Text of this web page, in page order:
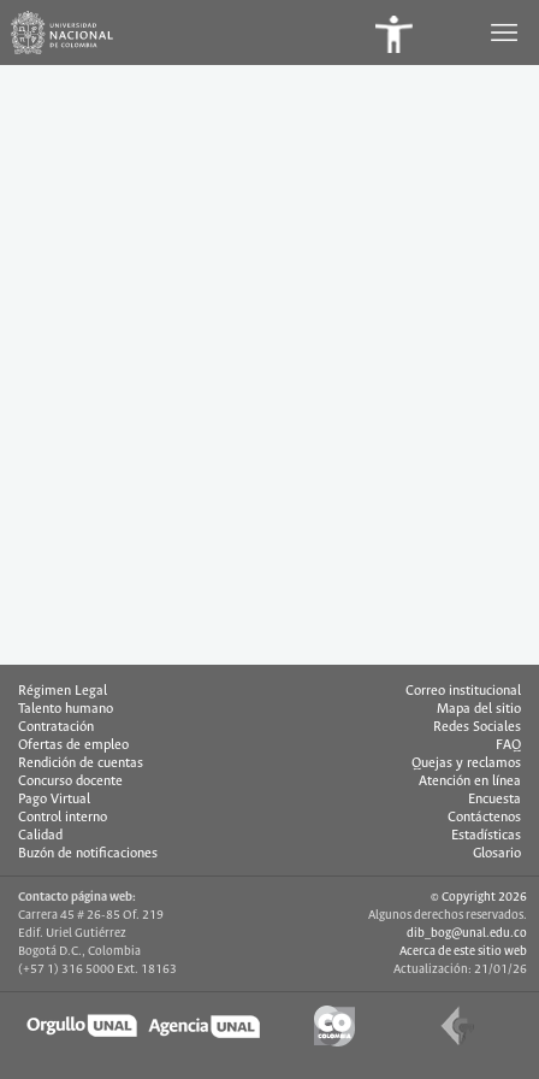
Régimen Legal
Talento humano
Contratación
Ofertas de empleo
Rendición de cuentas
Concurso docente
Pago Virtual
Control interno
Calidad
Buzón de notificaciones
Correo institucional
Mapa del sitio
Redes Sociales
FAQ
Quejas y reclamos
Atención en línea
Encuesta
Contáctenos
Estadísticas
Glosario
Contacto página web:
Carrera 45 # 26-85 Of. 219
Edif. Uriel Gutiérrez
Bogotá D.C., Colombia
(+57 1) 316 5000 Ext. 18163
© Copyright 2026
Algunos derechos reservados.
dib_bog@unal.edu.co
Acerca de este sitio web
Actualización: 21/01/26